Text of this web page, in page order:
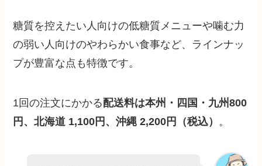
糖質を控えたい人向けの低糖質メニューや噛む力
の弱い人向けのやわらかい食事など、ラインナッ
プが豊富な点も特徴です。
1回の注文にかかる配送料は本州・四国・九州800
円、北海道 1,100円、沖縄 2,200円（税込） 。